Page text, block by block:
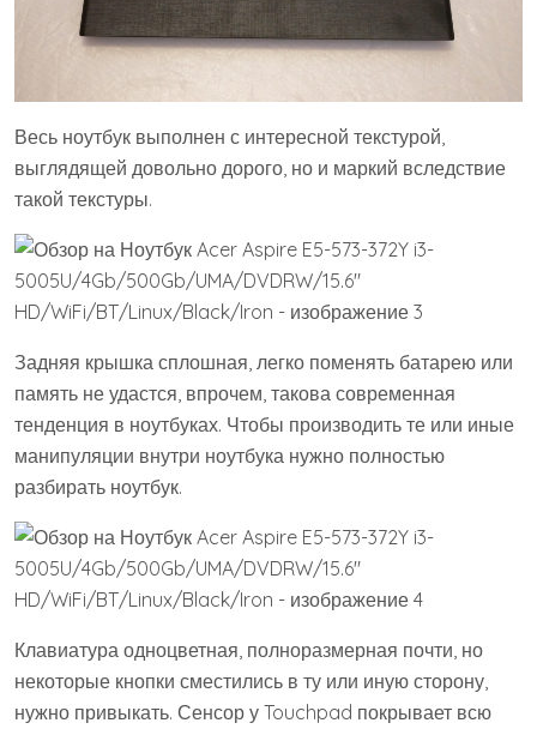
Весь ноутбук выполнен с интересной текстурой,
выглядящей довольно дорого, но и маркий вследствие
такой текстуры.
Задняя крышка сплошная, легко поменять батарею или
память не удастся, впрочем, такова современная
тенденция в ноутбуках. Чтобы производить те или иные
манипуляции внутри ноутбука нужно полностью
разбирать ноутбук.
Клавиатура одноцветная, полноразмерная почти, но
некоторые кнопки сместились в ту или иную сторону,
нужно привыкать. Сенсор у Touchpad покрывает всю